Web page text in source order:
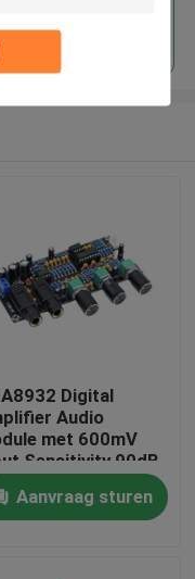
Digital
Audio
met 600mV
Sensitivity 90dB
en 3W Output
Aanvraag sturen